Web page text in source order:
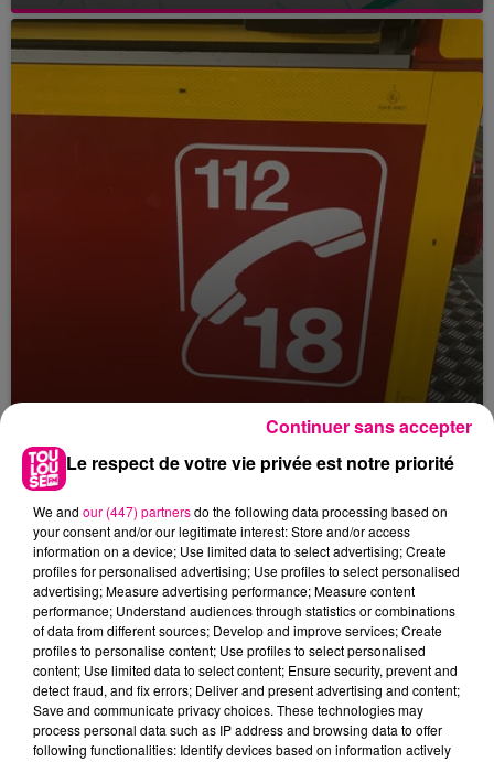
Violent incendie au nord de Toulouse
Le respect de votre vie privée est notre priorité
We and our (447) partnersdo the following data processing based on
your consent and/or our legitimate interest: Store and/or access
information on a device; Use limited data to select advertising; Create
profiles for personalised advertising; Use profiles to select personalised
advertising; Measure advertising performance; Measure content
performance; Understand audiences through statistics or combinations
of data from different sources; Develop and improve services; Create
profiles to personalise content; Use profiles to select personalised
content; Use limited data to select content; Ensure security, prevent and
detect fraud, and fix errors; Deliver and present advertising and content;
Save and communicate privacy choices. These technologies may
process personal data such as IP address and browsing data to offer
following functionalities: Identify devices based on information actively
Continuer sans accepter